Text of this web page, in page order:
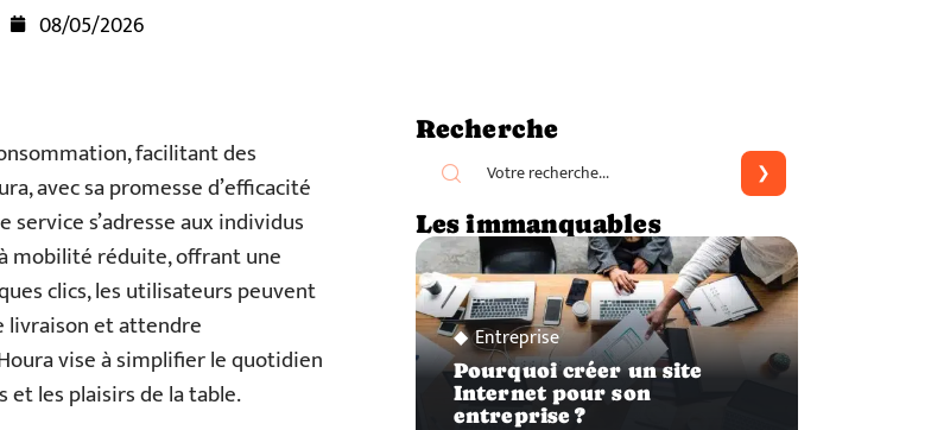
08/05/2026
facilitant des
avec sa promesse d’efficacité
s’adresse aux individus
mobilité réduite, offrant une
clics, les utilisateurs peuvent
livraison et attendre
vise à simplifier le quotidien
les plaisirs de la table.
Recherche
Les immanquables
Entreprise
Pourquoi créer un site
Internet pour son
entreprise ?